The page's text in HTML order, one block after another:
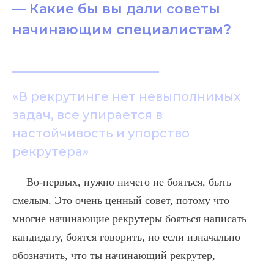
— Какие бы вы дали советы
начинающим специалистам?
«В рекрутинге нет невыполнимых
задач, все упирается в
настойчивость и упорство
рекрутера»
— Во-первых, нужно ничего не бояться, быть
смелым. Это очень ценный совет, потому что
многие начинающие рекрутеры бояться написать
кандидату, боятся говорить, но если изначально
обозначить, что ты начинающий рекрутер,